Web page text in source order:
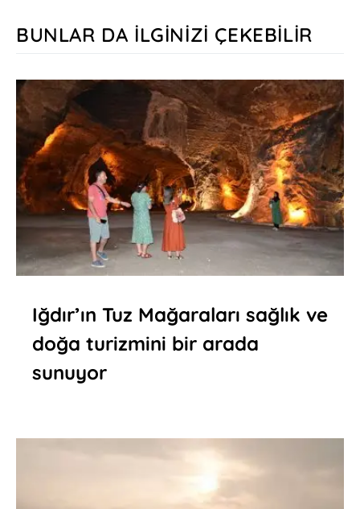
BUNLAR DA İLGINIZI ÇEKEBILIR
Iğdır’ın Tuz Mağaraları sağlık ve
doğa turizmini bir arada
sunuyor